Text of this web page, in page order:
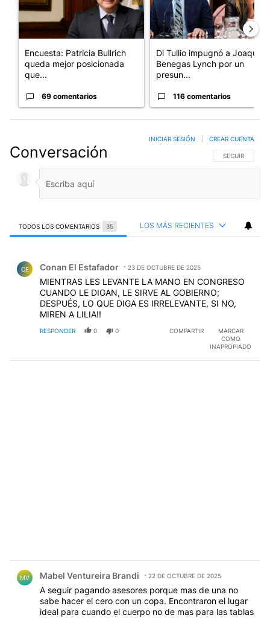
Encuesta: Patricia Bullrich
queda mejor posicionada
que...
69 comentarios
Di Tullio impugnó a Joaquín
Benegas Lynch por un
presun...
116 comentarios
Conversación SIGA ESTA
SEGUIR
INICIAR SESIÓN CREAR CUENTA
TODOS LOS COMENTARIOS 35 LOS MÁS RECIENTES
CE Conan El Estafador 23 DE OCTUBRE DE 2025
MIENTRAS LES LEVANTE LA MANO EN CONGRESO
CUANDO LE DIGAN, LE SIRVE AL GOBIERNO;
DESPUÉS, LO QUE DIGA ES IRRELEVANTE, SI NO,
MIREN A LILIA!!
RESPONDER 0 0 COMPARTIR
MARCAR
COMO
INAPROPIADO
MV Mabel Ventureira Brandi 22 DE OCTUBRE DE 2025
A seguir pagando asesores porque mas de una no
sabe hacer el cero con un copa. Encontraron el lugar
ideal para cuando el cuerpo no de mas para las tablas